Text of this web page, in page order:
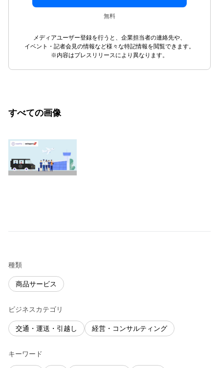
無料
メディアユーザー登録を行うと、企業担当者の連絡先や、
イベント・記者会見の情報など様々な特記情報を閲覧できます。
※内容はプレスリリースにより異なります。
すべての画像
種類
商品サービス
ビジネスカテゴリ
交通・運送・引越し 経営・コンサルティング
キーワード